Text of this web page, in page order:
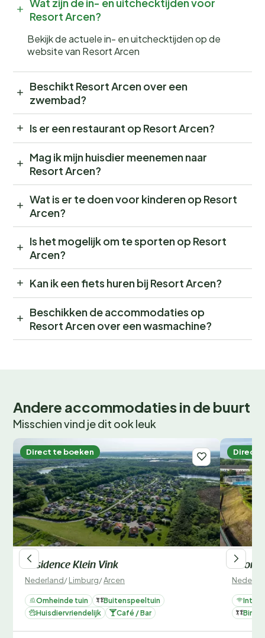
Resort Arcen?
Bekijk de actuele in- en uitchecktijden op de
website van Resort Arcen
Beschikt Resort Arcen over een
zwembad?
Is er een restaurant op Resort Arcen?
Mag ik mijn huisdier meenemen naar
Resort Arcen?
Wat is er te doen voor kinderen op Resort
Arcen?
Is het mogelijk om te sporten op Resort
Arcen?
Kan ik een fiets huren bij Resort Arcen?
Beschikken de accommodaties op
Resort Arcen over een wasmachine?
Andere accommodaties in de buurt
Misschien vind je dit ook leuk
Direct te boeken
Residence Klein Vink
Nederland/Limburg/Arcen
Omheinde tuin
Buitenspeeltuin
Huisdiervriendelijk
Café / Bar
Direct